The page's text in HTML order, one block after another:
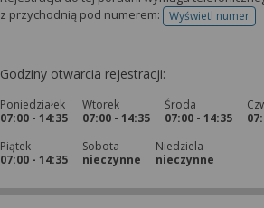
z przychodnią pod numerem:
Wyświetl numer
telefonu
Godziny otwarcia rejestracji:
Poniedziałek
07:00 - 14:35
Wtorek
07:00 - 14:35
Środa
07:00 - 14:35
Piątek
07:00 - 14:35
Sobota
nieczynne
Niedziela
nieczynne